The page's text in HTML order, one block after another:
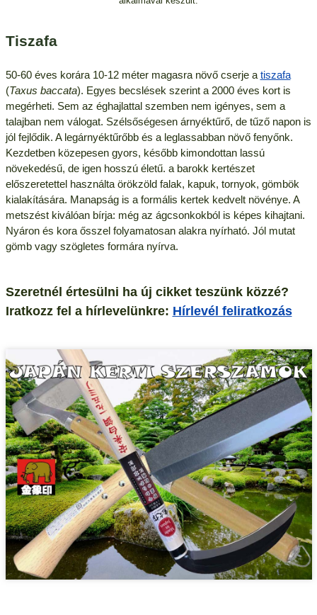
Tiszafa
50-60 éves korára 10-12 méter magasra növő cserje a tiszafa
(Taxus baccata). Egyes becslések szerint a 2000 éves kort is
megérheti. Sem az éghajlattal szemben nem igényes, sem a
talajban nem válogat. Szélsőségesen árnyéktűrő, de tűző napon is
jól fejlődik. A legárnyéktűrőbb és a leglassabban növő fenyőnk.
Kezdetben közepesen gyors, később kimondottan lassú
növekedésű, de igen hosszú életű. a barokk kertészet
előszeretettel használta örökzöld falak, kapuk, tornyok, gömbök
kialakítására. Manapság is a formális kertek kedvelt növénye. A
metszést kiválóan bírja: még az ágcsonkokból is képes kihajtani.
Nyáron és kora ősszel folyamatosan alakra nyírható. Jól mutat
gömb vagy szögletes formára nyírva.
Szeretnél értesülni ha új cikket teszünk közzé?
Iratkozz fel a hírlevelünkre: Hírlevél feliratkozás